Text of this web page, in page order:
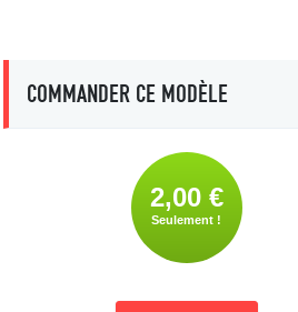
COMMANDER CE MODÈLE
2,00 €
Seulement !